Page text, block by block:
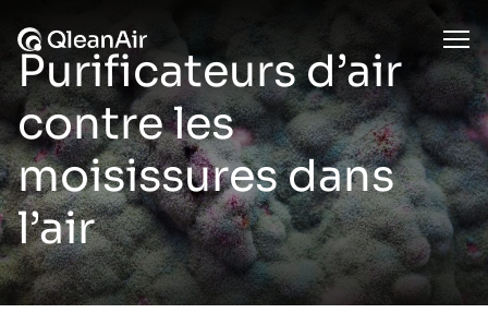
Purificateurs d’air
contre les
moisissures dans
l’air